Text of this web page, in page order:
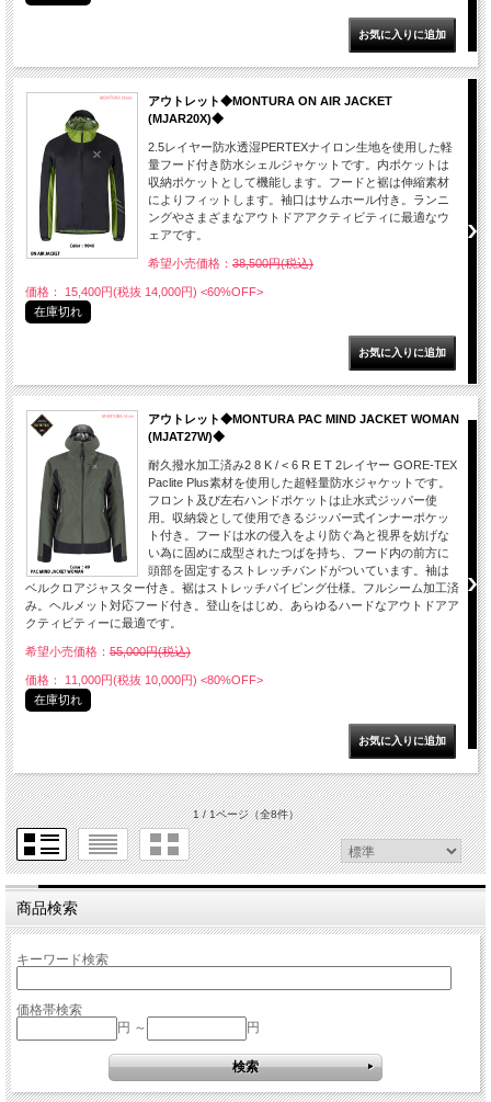
アウトレット◆MONTURA ON AIR JACKET
(MJAR20X)◆
2.5レイヤー防水透湿PERTEXナイロン生地を使用した軽
量フード付き防水シェルジャケットです。内ポケットは
収納ポケットとして機能します。フードと裾は伸縮素材
によりフィットします。袖口はサムホール付き。ランニ
ングやさまざまなアウトドアアクティビティに最適なウ
ェアです。
希望小売価格： 38,500円(税込)
価格： 15,400円(税抜 14,000円) <60%OFF>
在庫切れ
アウトレット◆MONTURA PAC MIND JACKET WOMAN
(MJAT27W)◆
耐久撥水加工済み2 8 K / < 6 R E T 2レイヤー GORE-TEX
Paclite Plus素材を使用した超軽量防水ジャケットです。
フロント及び左右ハンドポケットは止水式ジッパー使
用。収納袋として使用できるジッパー式インナーポケッ
ト付き。フードは水の侵入をより防ぐ為と視界を妨げな
い為に固めに成型されたつばを持ち、フード内の前方に
頭部を固定するストレッチバンドがついています。袖は
ベルクロアジャスター付き。裾はストレッチパイピング仕様。フルシーム加工済
み。ヘルメット対応フード付き。登山をはじめ、あらゆるハードなアウトドアア
クティビティーに最適です。
希望小売価格： 55,000円(税込)
価格： 11,000円(税抜 10,000円) <80%OFF>
在庫切れ
1 / 1ページ（全8件）
商品検索
キーワード検索
価格帯検索
円 ～
円